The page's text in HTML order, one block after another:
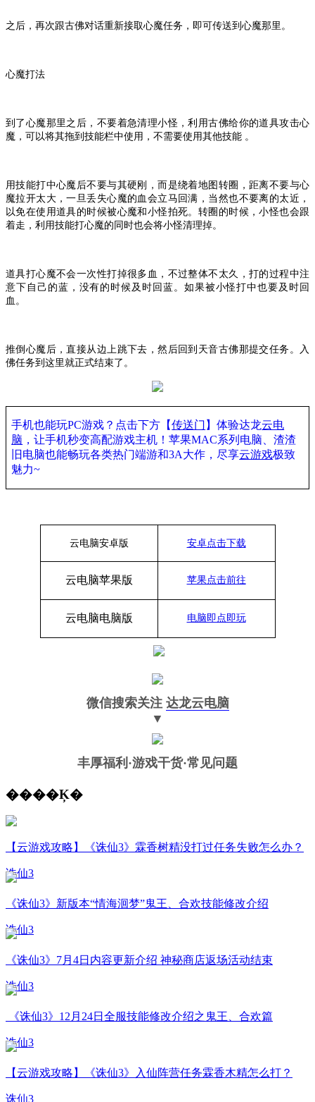
之后，再次跟古佛对话重新接取心魔任务，即可传送到心魔那里。
心魔打法
到了心魔那里之后，不要着急清理小怪，利用古佛给你的道具攻击心
魔，可以将其拖到技能栏中使用，不需要使用其他技能 。
用技能打中心魔后不要与其硬刚，而是绕着地图转圈，距离不要与心
魔拉开太大，一旦丢失心魔的血会立马回满，当然也不要离的太近，
以免在使用道具的时候被心魔和小怪拍死。转圈的时候，小怪也会跟
着走，利用技能打心魔的同时也会将小怪清理掉。
道具打心魔不会一次性打掉很多血，不过整体不太久，打的过程中注
意下自己的蓝，没有的时候及时回蓝。如果被小怪打中也要及时回
血。
推倒心魔后，直接从边上跳下去，然后回到天音古佛那提交任务。入
佛任务到这里就正式结束了。
手机也能玩PC游戏？点击下方【传送门 】体验达龙云电
脑 ，让手机秒变高配游戏主机 ！苹果MAC系列电脑、渣渣
旧电脑也能畅玩各类热门端游和3A大作，尽享云游戏极致
魅力~
云电脑安卓版 安卓点击下载
云电脑苹果版 苹果点击前往
云电脑电脑版 电脑即点即玩
微信搜索关注 达龙云电脑
▼
丰厚福利 ·游戏干货·常见问题
����Ķ�
【云游戏攻略】《诛仙3》霖香树精没打过任务失败怎么办？
诛仙3
《诛仙3》新版本“情海洄梦”鬼王、合欢技能修改介绍
诛仙3
《诛仙3》7月4日内容更新介绍 神秘商店返场活动结束
诛仙3
《诛仙3》12月24日全服技能修改介绍之鬼王、合欢篇
诛仙3
【云游戏攻略】《诛仙3》入仙阵营任务霖香木精怎么打？
诛仙3